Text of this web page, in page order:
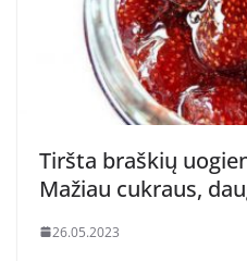
Tiršta braškių
Mažiau cukraus,
26.05.2023